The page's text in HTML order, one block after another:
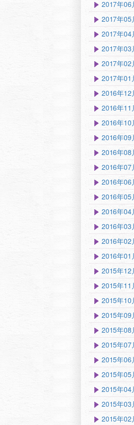
2017年06
2017年05
2017年04
2017年03
2017年02
2017年01
2016年12
2016年11
2016年10
2016年09
2016年08
2016年07
2016年06
2016年05
2016年04
2016年03
2016年02
2016年01
2015年12
2015年11
2015年10
2015年09
2015年08
2015年07
2015年06
2015年05
2015年04
2015年03
2015年02